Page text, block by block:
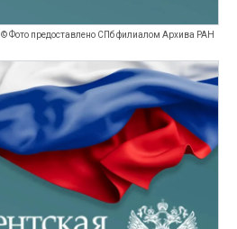
© Фото предоставлено СПб филиалом Архива РАН